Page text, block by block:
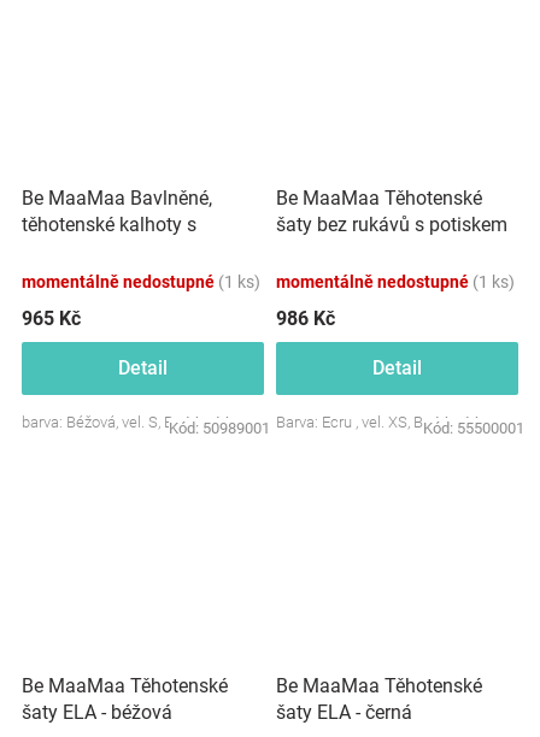
Be MaaMaa Bavlněné,
těhotenské kalhoty s
momentálně nedostupné (1 ks)
965 Kč
Detail
barva: Béžová, vel. S, Be MaaMaa
Kód: 50989001
Be MaaMaa Těhotenské
šaty bez rukávů s potiskem
momentálně nedostupné (1 ks)
986 Kč
Detail
Barva: Ecru , vel. XS, Be MaaMaa
Kód: 55500001
Be MaaMaa Těhotenské
šaty ELA - béžová
Be MaaMaa Těhotenské
šaty ELA - černá